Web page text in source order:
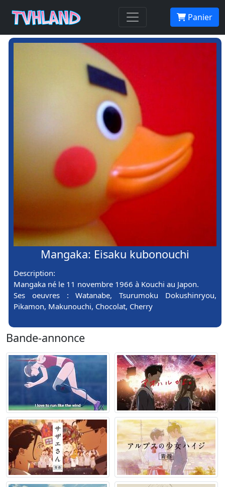
Panier
Mangaka: Eisaku kubonouchi
Description:
Mangaka né le 11 novembre 1966 à Kouchi au Japon.
Ses oeuvres : Watanabe, Tsurumoku Dokushinryou,
Pikamon, Makunouchi, Chocolat, Cherry
Bande-annonce